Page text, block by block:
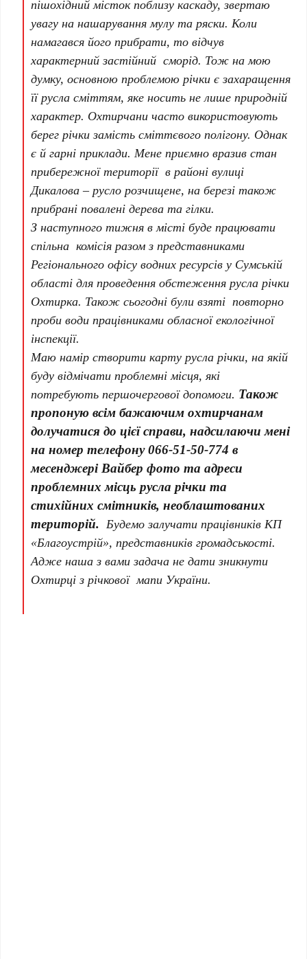
пішохідний місток поблизу каскаду, звертаю
увагу на нашарування мулу та ряски. Коли
намагався його прибрати, то відчув
характерний застійний сморід. Тож на мою
думку, основною проблемою річки є захаращення
її русла сміттям, яке носить не лише природній
характер. Охтирчани часто використовують
берег річки замість сміттєвого полігону. Однак
є й гарні приклади. Мене приємно вразив стан
прибережної території в районі вулиці
Дикалова – русло розчищене, на березі також
прибрані повалені дерева та гілки.
З наступного тижня в місті буде працювати
спільна комісія разом з представниками
Регіонального офісу водних ресурсів у Сумській
області для проведення обстеження русла річки
Охтирка. Також сьогодні були взяті повторно
проби води працівниками обласної екологічної
інспекції.
Маю намір створити карту русла річки, на якій
буду відмічати проблемні місця, які
потребують першочергової допомоги. Також
пропоную всім бажаючим охтирчанам
долучатися до цієї справи, надсилаючи мені
на номер телефону 066-51-50-774 в
месенджері Вайбер фото та адреси
проблемних місць русла річки та
стихійних смітників, необлаштованих
територій. Будемо залучати працівників КП
«Благоустрій», представників громадськості.
Адже наша з вами задача не дати зникнути
Охтирці з річкової мапи України.